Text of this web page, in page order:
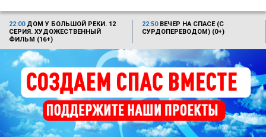
22:00 ДОМ У БОЛЬШОЙ РЕКИ. 12
СЕРИЯ. ХУДОЖЕСТВЕННЫЙ
ФИЛЬМ (16+)
22:50 ВЕЧЕР НА СПАСЕ (С
СУРДОПЕРЕВОДОМ) (0+)